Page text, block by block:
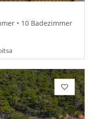
• 10 Badezimmer